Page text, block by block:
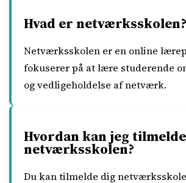
Hvad er netværksskolen?
Netværksskolen er en online
fokuserer på at lære studerende
og vedligeholdelse af netværk.
Hvordan kan jeg
netværksskolen?
Du kan tilmelde dig